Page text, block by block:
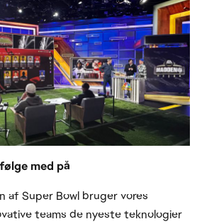
med på
af Super Bowl bruger vores
teams de nyeste teknologier